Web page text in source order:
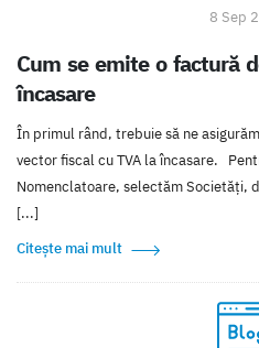
8 Sep
Cum se emite o factură
încasare
În primul rând, trebuie să ne
vector fiscal cu TVA la încasare.
Nomenclatoare, selectăm Societăți,
[...]
Citește mai mult